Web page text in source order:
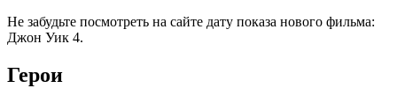
Не забудьте посмотреть на сайте дату показа нового фильма:
Джон Уик 4.
Герои